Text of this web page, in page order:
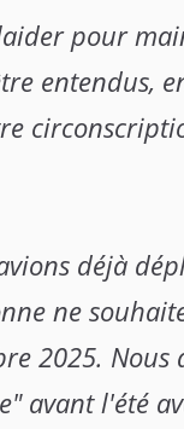
pour
entendus,
déjà
ne
2025. Nous
avant l'été